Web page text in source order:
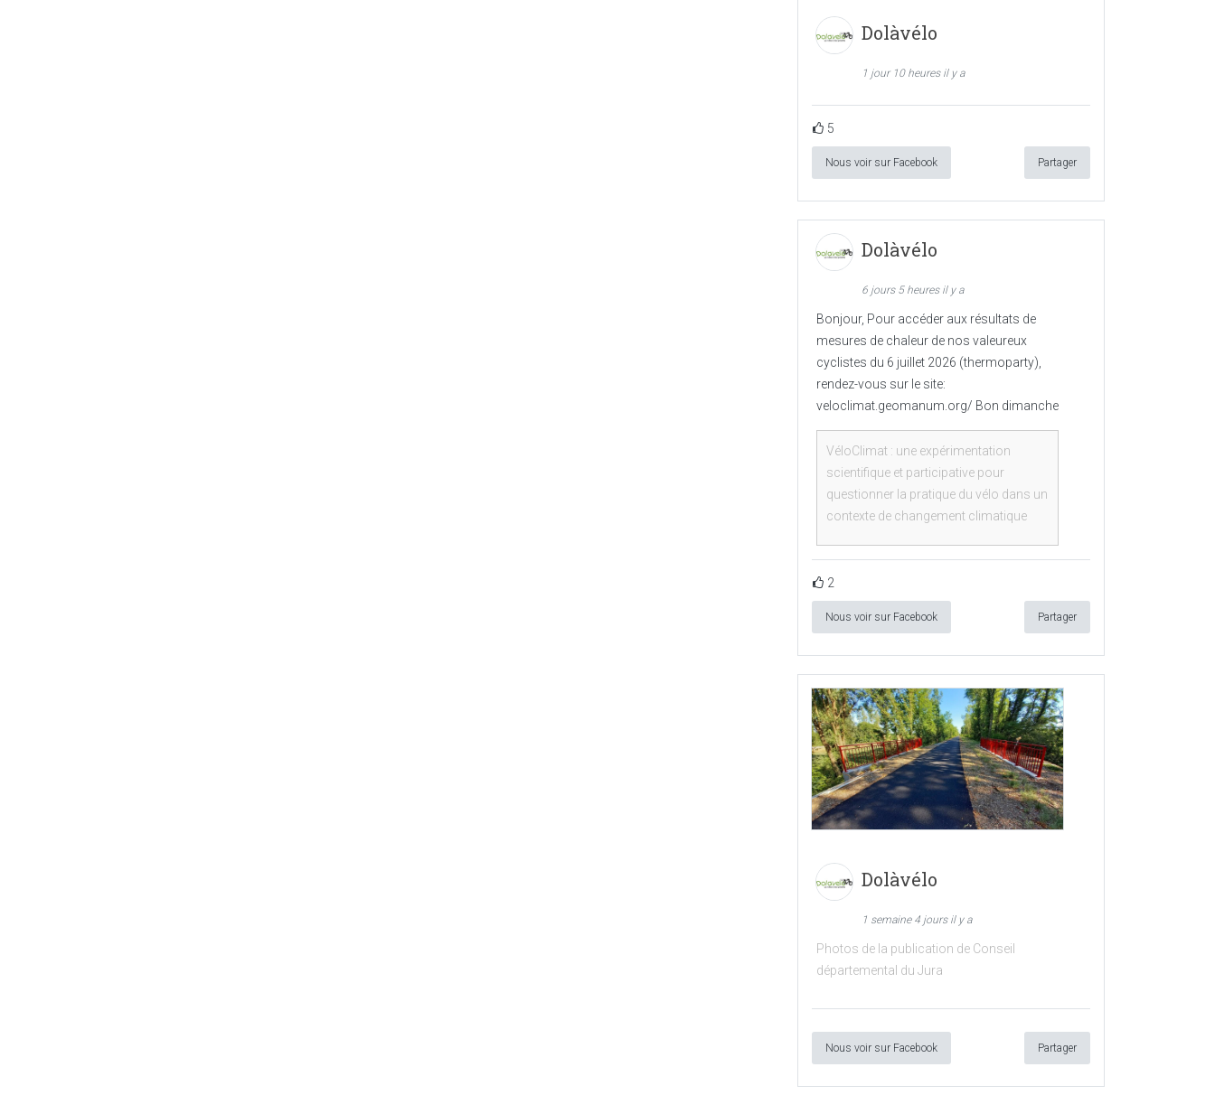
Dolàvélo
1 jour 10 heures il y a
5
Nous voir sur Facebook Partager
Dolàvélo
6 jours 5 heures il y a
Bonjour, Pour accéder aux résultats de
mesures de chaleur de nos valeureux
cyclistes du 6 juillet 2026 (thermoparty),
rendez-vous sur le site:
veloclimat.geomanum.org/ Bon dimanche
VéloClimat : une expérimentation
scientifique et participative pour
questionner la pratique du vélo dans un
contexte de changement climatique
2
Nous voir sur Facebook Partager
Dolàvélo
1 semaine 4 jours il y a
Photos de la publication de Conseil
départemental du Jura
Nous voir sur Facebook Partager